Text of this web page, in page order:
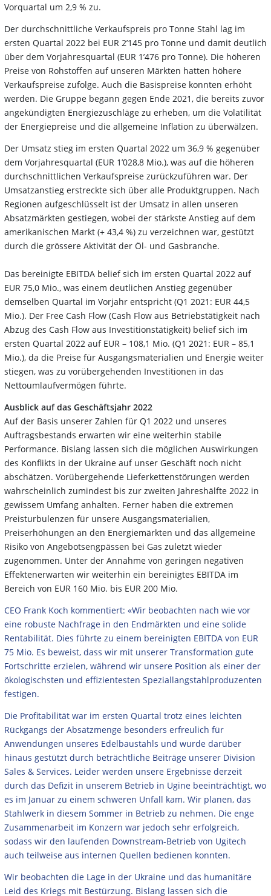
Vorquartal um 2,9 % zu.
Der durchschnittliche Verkaufspreis pro Tonne Stahl lag im
ersten Quartal 2022 bei EUR 2’145 pro Tonne und damit deutlich
über dem Vorjahresquartal (EUR 1’476 pro Tonne). Die höheren
Preise von Rohstoffen auf unseren Märkten hatten höhere
Verkaufspreise zufolge. Auch die Basispreise konnten erhöht
werden. Die Gruppe begann gegen Ende 2021, die bereits zuvor
angekündigten Energiezuschläge zu erheben, um die Volatilität
der Energiepreise und die allgemeine Inflation zu überwälzen.
Der Umsatz stieg im ersten Quartal 2022 um 36,9 % gegenüber
dem Vorjahresquartal (EUR 1’028,8 Mio.), was auf die höheren
durchschnittlichen Verkaufspreise zurückzuführen war. Der
Umsatzanstieg erstreckte sich über alle Produktgruppen. Nach
Regionen aufgeschlüsselt ist der Umsatz in allen unseren
Absatzmärkten gestiegen, wobei der stärkste Anstieg auf dem
amerikanischen Markt (+ 43,4 %) zu verzeichnen war, gestützt
durch die grössere Aktivität der Öl- und Gasbranche.
Das bereinigte EBITDA belief sich im ersten Quartal 2022 auf
EUR 75,0 Mio., was einem deutlichen Anstieg gegenüber
demselben Quartal im Vorjahr entspricht (Q1 2021: EUR 44,5
Mio.). Der Free Cash Flow (Cash Flow aus Betriebstätigkeit nach
Abzug des Cash Flow aus Investitionstätigkeit) belief sich im
ersten Quartal 2022 auf EUR – 108,1 Mio. (Q1 2021: EUR – 85,1
Mio.), da die Preise für Ausgangsmaterialien und Energie weiter
stiegen, was zu vorübergehenden Investitionen in das
Nettoumlaufvermögen führte.
Ausblick auf das Geschäftsjahr 2022
Auf der Basis unserer Zahlen für Q1 2022 und unseres
Auftragsbestands erwarten wir eine weiterhin stabile
Performance. Bislang lassen sich die möglichen Auswirkungen
des Konflikts in der Ukraine auf unser Geschäft noch nicht
abschätzen. Vorübergehende Lieferkettenstörungen werden
wahrscheinlich zumindest bis zur zweiten Jahreshälfte 2022 in
gewissem Umfang anhalten. Ferner haben die extremen
Preisturbulenzen für unsere Ausgangsmaterialien,
Preiserhöhungen an den Energiemärkten und das allgemeine
Risiko von Angebotsengpässen bei Gas zuletzt wieder
zugenommen. Unter der Annahme von geringen negativen
Effektenerwarten wir weiterhin ein bereinigtes EBITDA im
Bereich von EUR 160 Mio. bis EUR 200 Mio.
CEO Frank Koch kommentiert: «Wir beobachten nach wie vor
eine robuste Nachfrage in den Endmärkten und eine solide
Rentabilität. Dies führte zu einem bereinigten EBITDA von EUR
75 Mio. Es beweist, dass wir mit unserer Transformation gute
Fortschritte erzielen, während wir unsere Position als einer der
ökologischsten und effizientesten Speziallangstahlproduzenten
festigen.
Die Profitabilität war im ersten Quartal trotz eines leichten
Rückgangs der Absatzmenge besonders erfreulich für
Anwendungen unseres Edelbaustahls und wurde darüber
hinaus gestützt durch beträchtliche Beiträge unserer Division
Sales & Services. Leider werden unsere Ergebnisse derzeit
durch das Defizit in unserem Betrieb in Ugine beeinträchtigt, wo
es im Januar zu einem schweren Unfall kam. Wir planen, das
Stahlwerk in diesem Sommer in Betrieb zu nehmen. Die enge
Zusammenarbeit im Konzern war jedoch sehr erfolgreich,
sodass wir den laufenden Downstream-Betrieb von Ugitech
auch teilweise aus internen Quellen bedienen konnten.
Wir beobachten die Lage in der Ukraine und das humanitäre
Leid des Kriegs mit Bestürzung. Bislang lassen sich die